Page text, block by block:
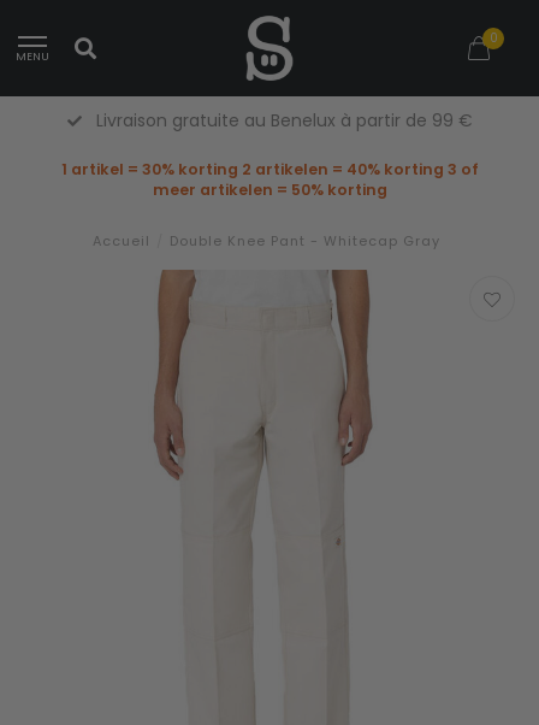
MENU
0
à partir de 99 € Retours
1 artikel = 30% korting 2 artikelen = 40% korting 3 of
meer artikelen = 50% korting
Accueil Double Knee Pant - Whitecap Gray